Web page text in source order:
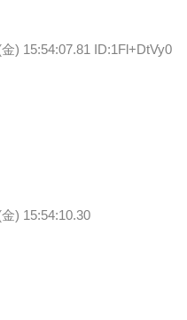
) 15:54:07.81 ID:1Fl+DtVy0
) 15:54:10.30